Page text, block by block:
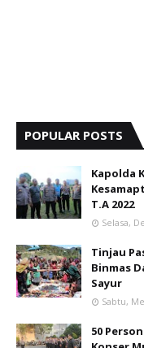
POPULAR POSTS
Kapolda
T.A 2022
Selasa,
Tinjau
Binmas
Sayur
Sabtu,
50